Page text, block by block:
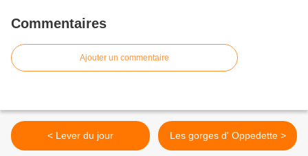
Commentaires
Ajouter un commentaire
< Lever du jour Les gorges d' Oppedette >